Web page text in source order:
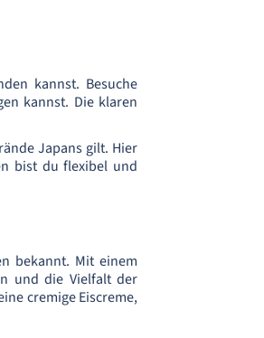
kannst. Besuche
kannst. Die klaren
Japans gilt. Hier
bist du flexibel und
bekannt. Mit einem
und die Vielfalt der
cremige Eiscreme,